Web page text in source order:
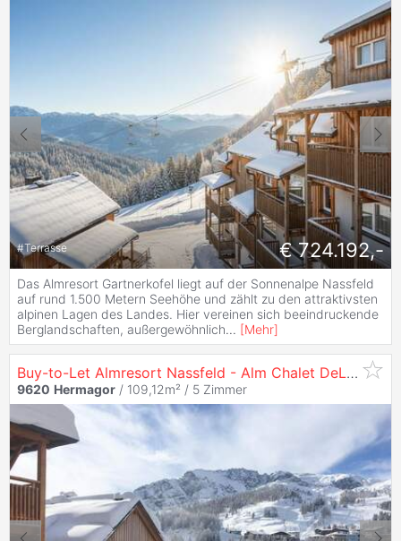
#Terrasse € 724.192,-
Das Almresort Gartnerkofel liegt auf der Sonnenalpe Nassfeld
auf rund 1.500 Metern Seehöhe und zählt zu den attraktivsten
alpinen Lagen des Landes. Hier vereinen sich beeindruckende
Berglandschaften, außergewöhnlich... [Mehr]
Buy-to-Let Almresort Nassfeld - Alm Chalet DeLuxe
9620 Hermagor / 109,12m² / 5 Zimmer